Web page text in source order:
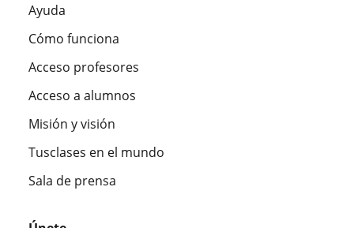
Ayuda
Cómo funciona
Acceso profesores
Acceso a alumnos
Misión y visión
Tusclases en el mundo
Sala de prensa